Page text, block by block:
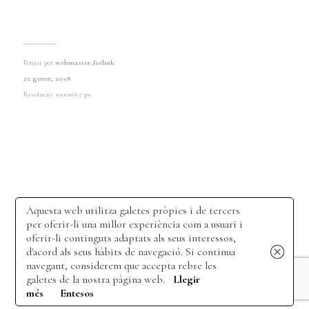
Penjat per webmaster_feelink
22 gener, 2018
Resolució: 1000x667 px
Aquesta web utilitza galetes pròpies i de tercers
per oferir-li una millor experiència com a usuari i
oferir-li continguts adaptats als seus interessos,
d'acord als seus hàbits de navegació. Si continua
navegant, considerem que accepta rebre les
galetes de la nostra pàgina web.
Llegir
més
Entesos